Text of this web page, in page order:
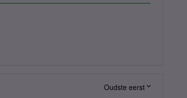
Oudste eerst